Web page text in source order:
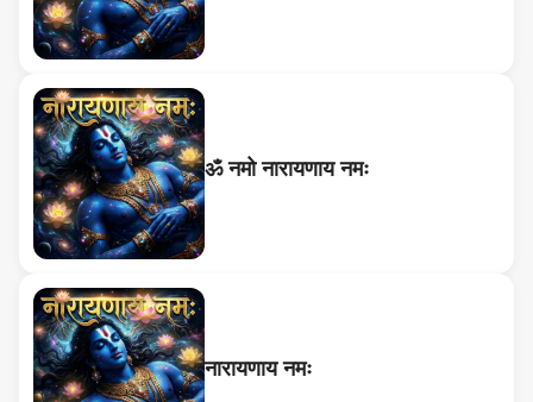
ॐ नमो नारायणाय नमः
नारायणाय नमः